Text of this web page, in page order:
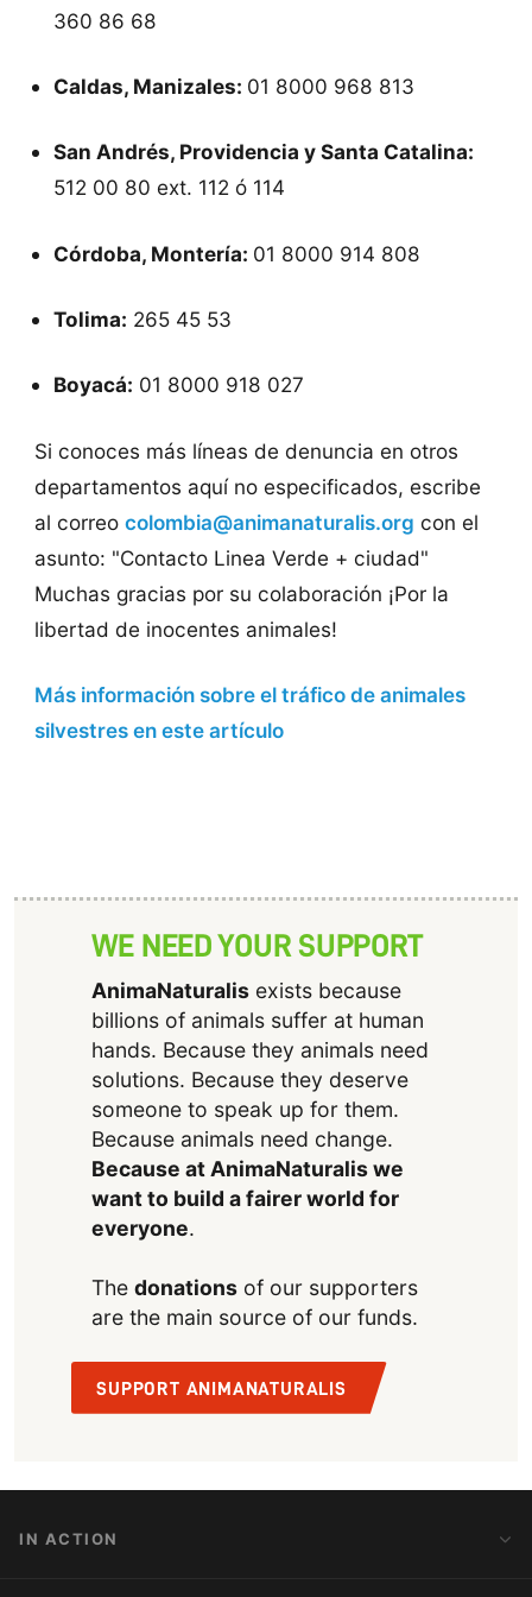
360 86 68
Caldas, Manizales: 01 8000 968 813
San Andrés, Providencia y Santa Catalina:
512 00 80 ext. 112 ó 114
Córdoba, Montería: 01 8000 914 808
Tolima: 265 45 53
Boyacá: 01 8000 918 027
Si conoces más líneas de denuncia en otros
departamentos aquí no especificados, escribe
al correo colombia@animanaturalis.org con el
asunto: "Contacto Linea Verde + ciudad"
Muchas gracias por su colaboración ¡Por la
libertad de inocentes animales!
Más información sobre el tráfico de animales
silvestres en este artículo
WE NEED YOUR SUPPORT
AnimaNaturalisexists because
billions of animals suffer at human
hands. Because they animals need
solutions. Because they deserve
someone to speak up for them.
Because animals need change.
Because at AnimaNaturalis we
want to build a fairer world for
everyone.
The donationsof our supporters
are the main source of our funds.
SUPPORT ANIMANATURALIS
IN ACTION